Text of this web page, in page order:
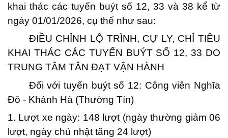
khai thác các tuyến buýt số 12, 33 và 38 kể từ
ngày 01/01/2026, cụ thể như sau:
ĐIỀU CHỈNH LỘ TRÌNH, CỰ LY, CHỈ TIÊU
KHAI THÁC CÁC TUYẾN BUÝT SỐ 12, 33 DO
TRUNG TÂM TÂN ĐẠT VẬN HÀNH
Đối với tuyến buýt số 12: Công viên Nghĩa
Đô - Khánh Hà (Thường Tín)
1. Lượt xe ngày: 148 lượt (ngày thường giảm 06
lượt, ngày chủ nhật tăng 24 lượt)